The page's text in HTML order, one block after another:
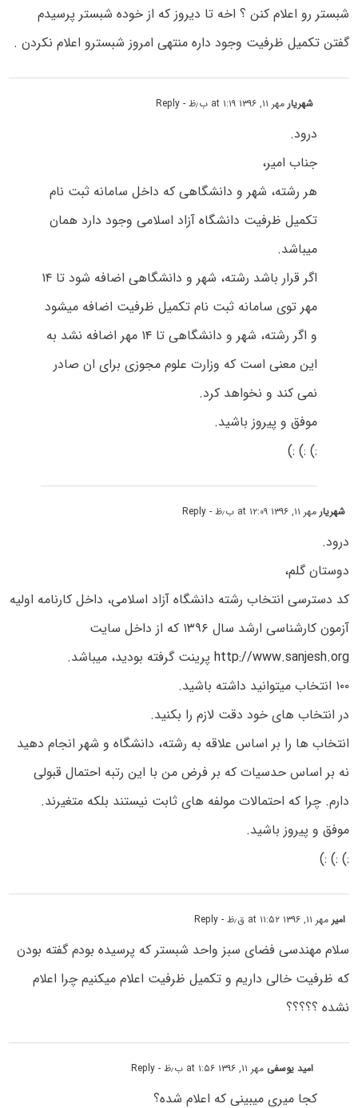
شبستر رو اعلام کنن ؟ اخه تا دیروز که از خوده شبستر پرسیدم
گفتن تکمیل ظرفیت وجود داره منتهی امروز شبسترو اعلام نکردن .
شهریارمهر ۱۱, ۱۳۹۶ at ۱:۱۹ ب٫ظ - Reply
درود.
جناب امیر،
هر رشته، شهر و دانشگاهی که داخل سامانه ثبت نام
تکمیل ظرفیت دانشگاه آزاد اسلامی وجود دارد همان
میباشد.
اگر قرار باشد رشته، شهر و دانشگاهی اضافه شود تا ۱۴
مهر توی سامانه ثبت نام تکمیل ظرفیت اضافه میشود
و اگر رشته، شهر و دانشگاهی تا ۱۴ مهر اضافه نشد به
این معنی است که وزارت علوم مجوزی برای ان صادر
نمی کند و نخواهد کرد.
موفق و پیروز باشید.
:) :) :)
شهریارمهر ۱۱, ۱۳۹۶ at ۱۲:۰۹ ب٫ظ - Reply
درود.
دوستان گلم،
کد دسترسی انتخاب رشته دانشگاه آزاد اسلامی، داخل کارنامه اولیه
آزمون کارشناسی ارشد سال ۱۳۹۶ که از داخل سایت
http://www.sanjesh.orgپرینت گرفته بودید، میباشد.
۱۰۰ انتخاب میتوانید داشته باشید.
در انتخاب های خود دقت لازم را بکنید.
انتخاب ها را بر اساس علاقه به رشته، دانشگاه و شهر انجام دهید
نه بر اساس حدسیات که بر فرض من با این رتبه احتمال قبولی
دارم. چرا که احتمالات مولفه های ثابت نیستند بلکه متغیرند.
موفق و پیروز باشید.
:) :) :)
امیرمهر ۱۱, ۱۳۹۶ at ۱۱:۵۲ ق٫ظ - Reply
سلام مهندسی فضای سبز واحد شبستر که پرسیده بودم گفته بودن
که ظرفیت خالی داریم و تکمیل ظرفیت اعلام میکنیم چرا اعلام
نشده ؟؟؟؟؟
امید یوسفی مهر ۱۱, ۱۳۹۶ at ۱:۵۶ ب٫ظ - Reply
کجا میری میبینی که اعلام شده؟